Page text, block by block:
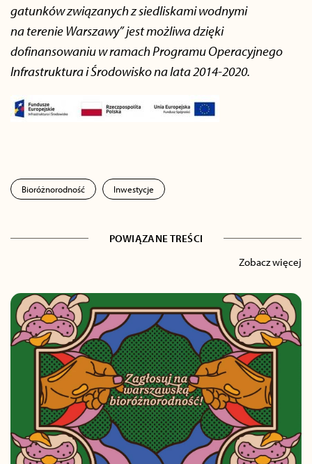
gatunków związanych z siedliskami wodnymi
na terenie Warszawy” jest możliwa dzięki
dofinansowaniu w ramach Programu Operacyjnego
Infrastruktura i Środowisko na lata 2014-2020.
Bioróżnorodność Inwestycje
POWIĄZANE TREŚCI
Zobacz więcej